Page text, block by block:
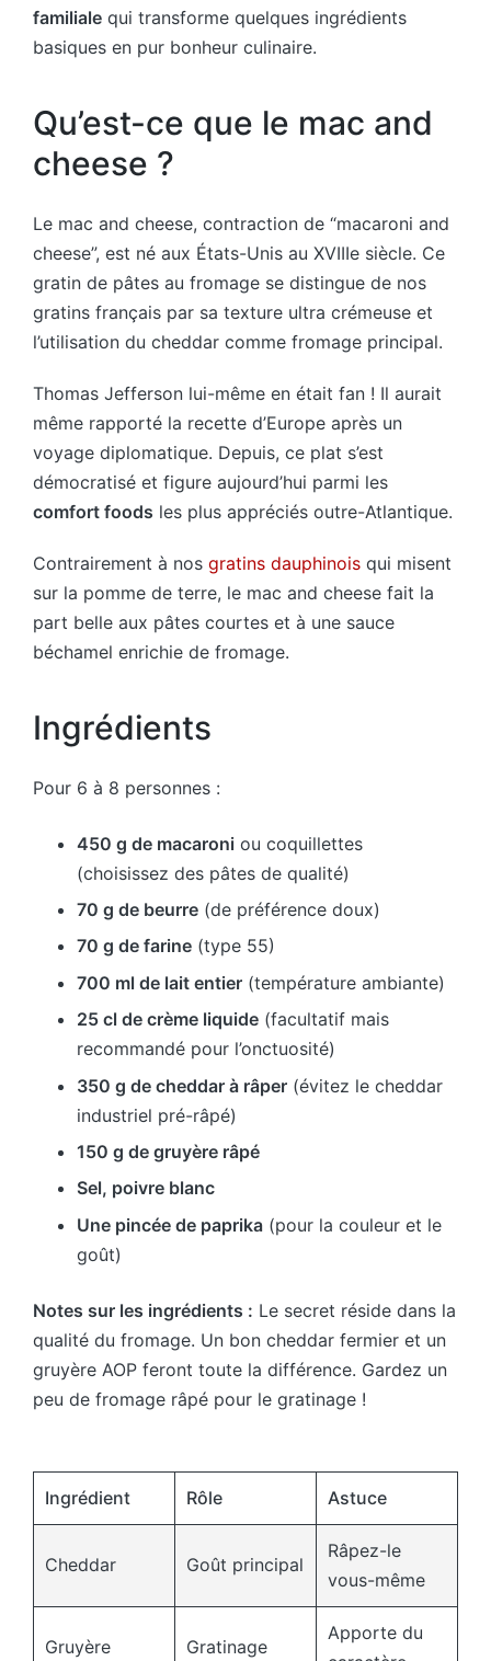
familiale qui transforme quelques ingrédients
basiques en pur bonheur culinaire.
Qu’est-ce que le mac and
cheese ?
Le mac and cheese, contraction de “macaroni and
cheese”, est né aux États-Unis au XVIIIe siècle. Ce
gratin de pâtes au fromage se distingue de nos
gratins français par sa texture ultra crémeuse et
l’utilisation du cheddar comme fromage principal.
Thomas Jefferson lui-même en était fan ! Il aurait
même rapporté la recette d’Europe après un
voyage diplomatique. Depuis, ce plat s’est
démocratisé et figure aujourd’hui parmi les
comfort foods les plus appréciés outre-Atlantique.
Contrairement à nos gratins dauphinois qui misent
sur la pomme de terre, le mac and cheese fait la
part belle aux pâtes courtes et à une sauce
béchamel enrichie de fromage.
Ingrédients
Pour 6 à 8 personnes :
450 g de macaroni ou coquillettes
(choisissez des pâtes de qualité)
70 g de beurre (de préférence doux)
70 g de farine (type 55)
700 ml de lait entier (température ambiante)
25 cl de crème liquide (facultatif mais
recommandé pour l’onctuosité)
350 g de cheddar à râper (évitez le cheddar
industriel pré-râpé)
150 g de gruyère râpé
Sel, poivre blanc
Une pincée de paprika (pour la couleur et le
goût)
Notes sur les ingrédients : Le secret réside dans la
qualité du fromage. Un bon cheddar fermier et un
gruyère AOP feront toute la différence. Gardez un
peu de fromage râpé pour le gratinage !
Ingrédient Rôle Astuce
Cheddar Goût principal
Râpez-le
vous-même
Gruyère Gratinage
Apporte du